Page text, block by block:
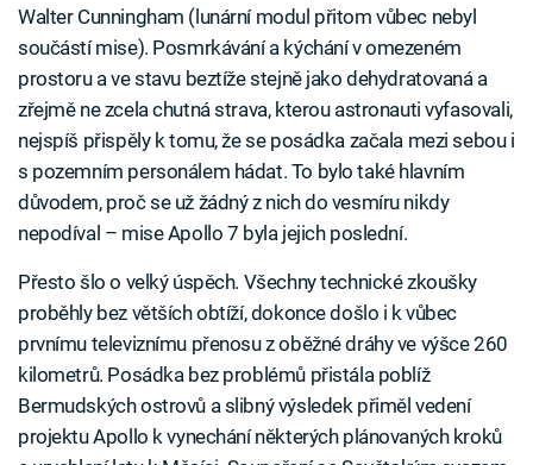
Walter Cunningham (lunární modul přitom vůbec nebyl
součástí mise). Posmrkávání a kýchání v omezeném
prostoru a ve stavu beztíže stejně jako dehydratovaná a
zřejmě ne zcela chutná strava, kterou astronauti vyfasovali,
nejspíš přispěly k tomu, že se posádka začala mezi sebou i
s pozemním personálem hádat. To bylo také hlavním
důvodem, proč se už žádný z nich do vesmíru nikdy
nepodíval – mise Apollo 7 byla jejich poslední.
Přesto šlo o velký úspěch. Všechny technické zkoušky
proběhly bez větších obtíží, dokonce došlo i k vůbec
prvnímu televiznímu přenosu z oběžné dráhy ve výšce 260
kilometrů. Posádka bez problémů přistála poblíž
Bermudských ostrovů a slibný výsledek přiměl vedení
projektu Apollo k vynechání některých plánovaných kroků